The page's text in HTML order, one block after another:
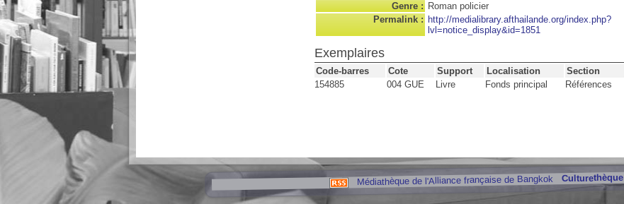
Genre : Roman policier
Permalink : http://medialibrary.afthailande.org/index.php?
lvl=notice_display&id=1851
Exemplaires
Code-barres Cote Support Localisation Section
154885
004 GUE Livre Fonds principal Références
Médiathèque de l'Alliance française de Bangkok Culturethèque